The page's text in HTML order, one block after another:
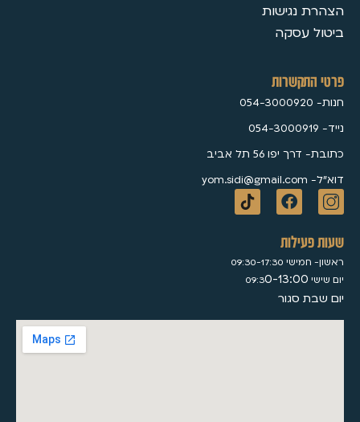
הצהרת נגישות
ביטול עסקה
פרטי התקשרות
חנות- 054-3000920
נייד- 054-3000919
כתובת- דרך יפו 56 תל אביב
דוא״ל- yom.sidi@gmail.com
שעות פעילות
ראשון- חמישי 09:30-17:30
יום שישי 09:3 0-13:00
יום שבת סגור